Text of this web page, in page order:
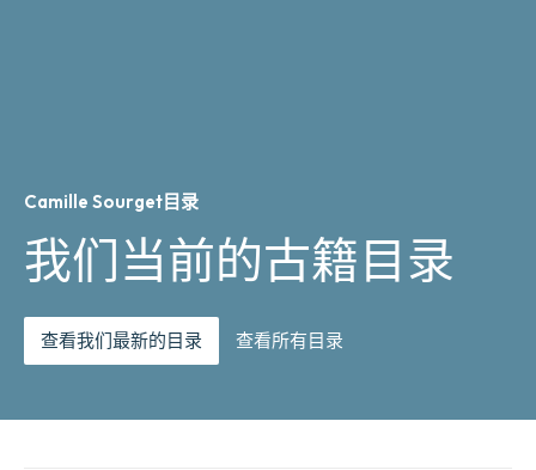
Camille Sourget目录
我们当前的古籍目录
查看我们最新的目录 查看所有目录